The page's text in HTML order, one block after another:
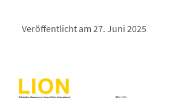
Veröffentlicht am 27. Juni 2025